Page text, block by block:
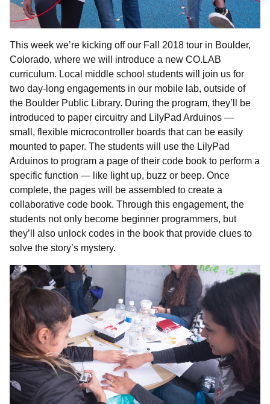
This week we’re kicking off our Fall 2018 tour in Boulder,
Colorado, where we will introduce a new CO.LAB
curriculum. Local middle school students will join us for
two day-long engagements in our mobile lab, outside of
the Boulder Public Library. During the program, they’ll be
introduced to paper circuitry and LilyPad Arduinos —
small, flexible microcontroller boards that can be easily
mounted to paper. The students will use the LilyPad
Arduinos to program a page of their code book to perform a
specific function — like light up, buzz or beep. Once
complete, the pages will be assembled to create a
collaborative code book. Through this engagement, the
students not only become beginner programmers, but
they’ll also unlock codes in the book that provide clues to
solve the story’s mystery.